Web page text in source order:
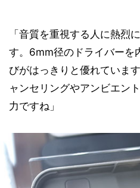
「音質を重視する人に熱烈
す。6mm径のドライバーを
びがはっきりと優れていま
ャンセリングやアンビエン
力ですね」